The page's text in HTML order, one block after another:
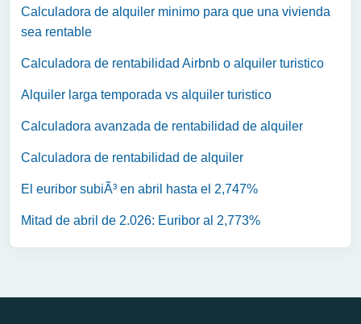
Calculadora de alquiler minimo para que una vivienda
sea rentable
Calculadora de rentabilidad Airbnb o alquiler turistico
Alquiler larga temporada vs alquiler turistico
Calculadora avanzada de rentabilidad de alquiler
Calculadora de rentabilidad de alquiler
El euribor subiÃ³ en abril hasta el 2,747%
Mitad de abril de 2.026: Euribor al 2,773%